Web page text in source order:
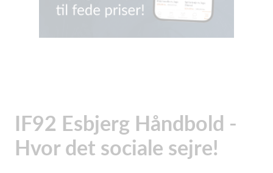
IF92 Esbjerg Håndbold -
Hvor det sociale sejre!